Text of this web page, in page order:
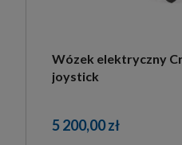
Wózek elektryczny
joystick
5 200,00 zł